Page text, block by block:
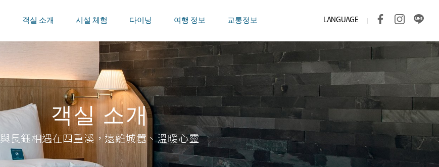
객실 소개
與長鈺相遇在四重溪，遠離城囂、溫暖心靈
객실 소개 시설 체험 다이닝 여행 정보 교통정보 LANGUAGE